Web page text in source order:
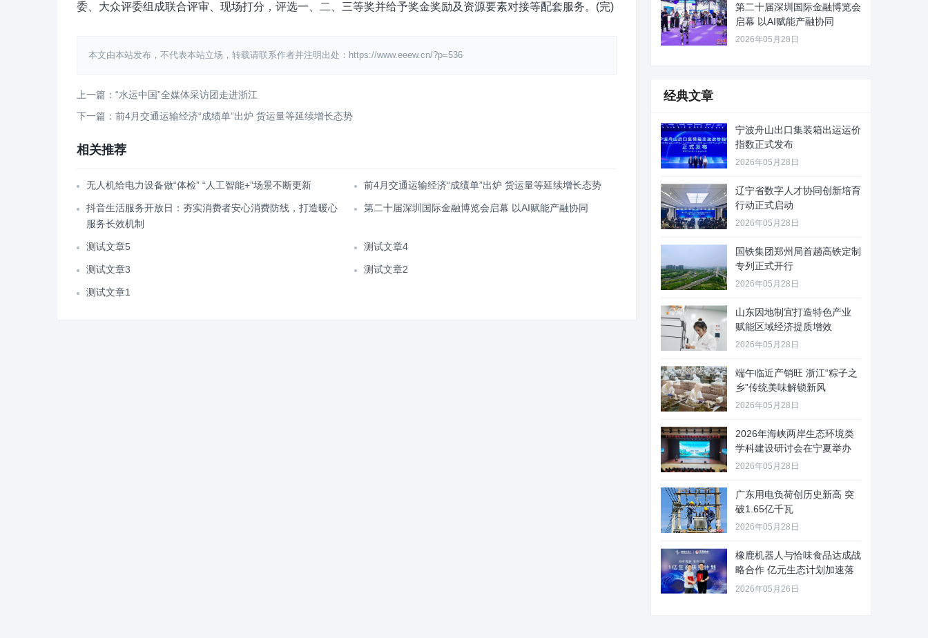
委、大众评委组成联合评审、现场打分，评选一、二、三等奖并给予奖金奖励及资源要素对接等配套服务。(完)
本文由本站发布，不代表本站立场，转载请联系作者并注明出处：https://www.eeew.cn/?p=536
上一篇：“水运中国”全媒体采访团走进浙江
下一篇：前4月交通运输经济“成绩单”出炉 货运量等延续增长态势
相关推荐
无人机给电力设备做“体检” “人工智能+”场景不断更新 前4月交通运输经济“成绩单”出炉 货运量等延续增长态势
抖音生活服务开放日：夯实消费者安心消费防线，打造暖心
服务长效机制
第二十届深圳国际金融博览会启幕 以AI赋能产融协同
测试文章5 测试文章4
测试文章3 测试文章2
测试文章1
第二十届深圳国际金融博览会
启幕 以AI赋能产融协同
2026年05月28日
经典文章
宁波舟山出口集装箱出运运价
指数正式发布
2026年05月28日
辽宁省数字人才协同创新培育
行动正式启动
2026年05月28日
国铁集团郑州局首趟高铁定制
专列正式开行
2026年05月28日
山东因地制宜打造特色产业
赋能区域经济提质增效
2026年05月28日
端午临近产销旺 浙江“粽子之
乡”传统美味解锁新风
2026年05月28日
2026年海峡两岸生态环境类
学科建设研讨会在宁夏举办
2026年05月28日
广东用电负荷创历史新高 突
破1.65亿千瓦
2026年05月28日
橡鹿机器人与恰味食品达成战
略合作 亿元生态计划加速落
地
2026年05月26日